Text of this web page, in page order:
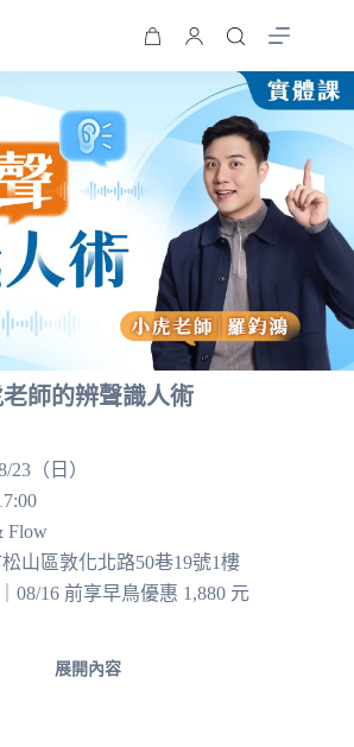
老師的辨聲識人術
23（日）
Flow
山區敦化北路50巷19號1樓
｜08/16 前享早鳥優惠 1,880 元
展開內容